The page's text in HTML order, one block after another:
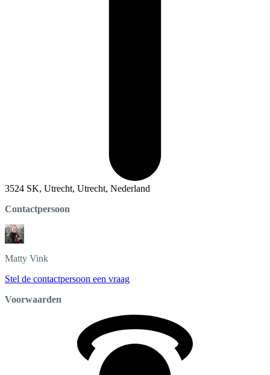
3524 SK, Utrecht, Utrecht, Nederland
Contactpersoon
Matty Vink
Stel de contactpersoon een vraag
Voorwaarden